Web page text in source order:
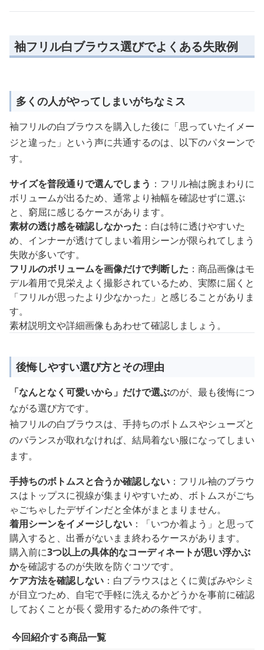
袖フリル白ブラウス選びでよくある失敗例
多くの人がやってしまいがちなミス
袖フリルの白ブラウスを購入した後に「思っていたイメー
ジと違った」という声に共通するのは、以下のパターンで
す。
サイズを普段通りで選んでしまう ：フリル袖は腕まわりに
ボリュームが出るため、通常より袖幅を確認せずに選ぶ
と、窮屈に感じるケースがあります。
素材の透け感を確認しなかった ：白は特に透けやすいた
め、インナーが透けてしまい着用シーンが限られてしまう
失敗が多いです。
フリルのボリュームを画像だけで判断した ：商品画像はモ
デル着用で見栄えよく撮影されているため、実際に届くと
「フリルが思ったより少なかった」と感じることがありま
す。
素材説明文や詳細画像もあわせて確認しましょう。
後悔しやすい選び方とその理由
「なんとなく可愛いから」だけで選ぶのが、最も後悔につ
ながる選び方です。
袖フリルの白ブラウスは、手持ちのボトムスやシューズと
のバランスが取れなければ、結局着ない服になってしまい
ます。
手持ちのボトムスと合うか確認しない ：フリル袖のブラウ
スはトップスに視線が集まりやすいため、ボトムスがごち
ゃごちゃしたデザインだと全体がまとまりません。
着用シーンをイメージしない ：「いつか着よう」と思って
購入すると、出番がないまま終わるケースがあります。
購入前に3つ以上の具体的なコーディネートが思い浮かぶ
かを確認するのが失敗を防ぐコツです。
ケア方法を確認しない ：白ブラウスはとくに黄ばみやシミ
が目立つため、自宅で手軽に洗えるかどうかを事前に確認
しておくことが長く愛用するための条件です。
今回紹介する商品一覧